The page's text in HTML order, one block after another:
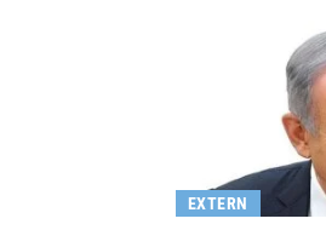
EXTERN